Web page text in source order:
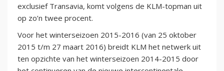
exclusief Transavia, komt volgens de KLM-topman uit
op zo’n twee procent.
Voor het winterseizoen 2015-2016 (van 25 oktober
2015 t/m 27 maart 2016) breidt KLM het netwerk uit
ten opzichte van het winterseizoen 2014-2015 door